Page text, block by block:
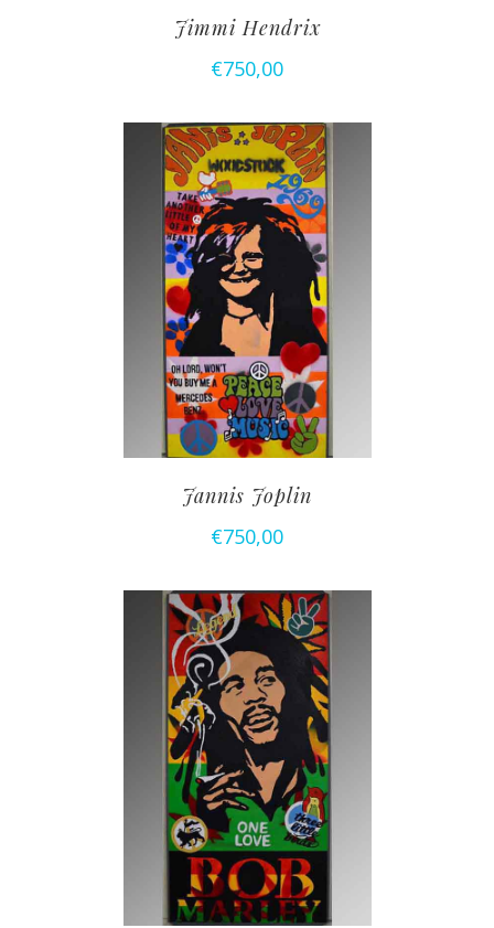
Jimmi Hendrix
€750,00
TOEVOEGEN AAN
WINKELWAGEN
Jannis Joplin
€750,00
TOEVOEGEN AAN